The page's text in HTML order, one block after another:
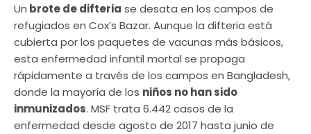
Un brote de difteria se desata en los campos de
refugiados en Cox’s Bazar. Aunque la difteria está
cubierta por los paquetes de vacunas más básicos,
esta enfermedad infantil mortal se propaga
rápidamente a través de los campos en Bangladesh,
donde la mayoría de los niños no han sido
inmunizados. MSF trata 6.442 casos de la
enfermedad desde agosto de 2017 hasta junio de